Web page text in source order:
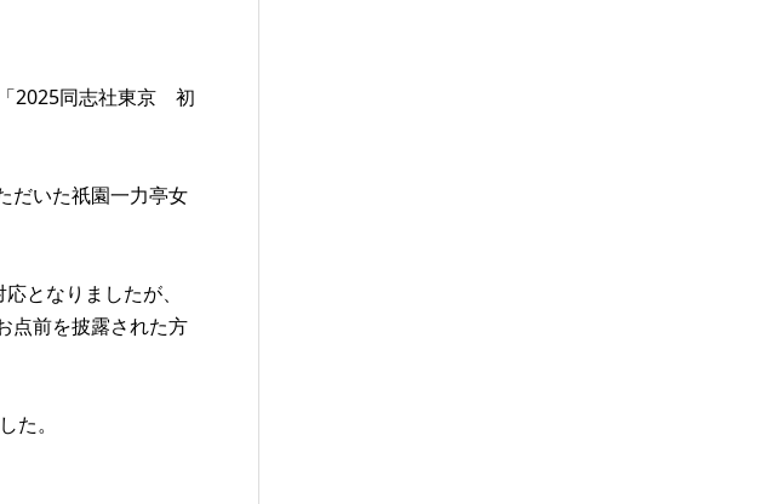
2025同志社東京 初
だいた祇園一力亭女
となりましたが、
点前を披露された方
た。